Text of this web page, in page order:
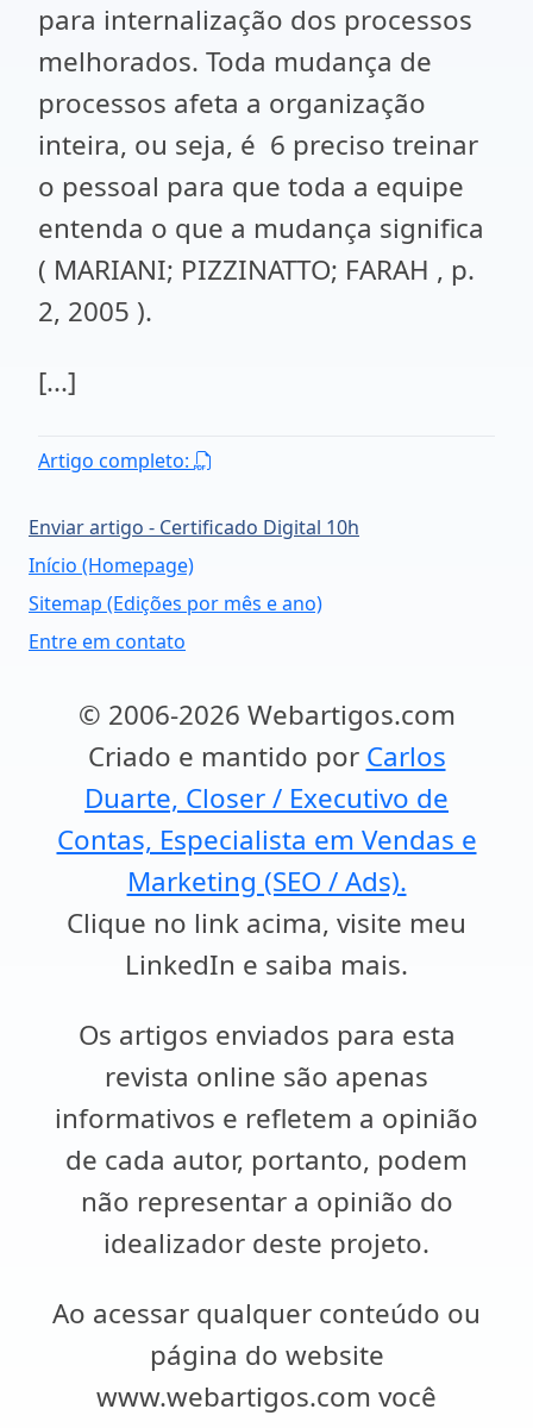
para internalização dos processos
melhorados. Toda mudança de
processos afeta a organização
inteira, ou seja, é 6 preciso treinar
o pessoal para que toda a equipe
entenda o que a mudança significa
( MARIANI; PIZZINATTO; FARAH , p.
2, 2005 ).
[...]
Artigo completo:
Enviar artigo - Certificado Digital 10h
Início (Homepage)
Sitemap (Edições por mês e ano)
Entre em contato
© 2006-2026 Webartigos.com
Criado e mantido por Carlos
Duarte, Closer / Executivo de
Contas, Especialista em Vendas e
Marketing (SEO / Ads).
Clique no link acima, visite meu
LinkedIn e saiba mais.
Os artigos enviados para esta
revista online são apenas
informativos e refletem a opinião
de cada autor, portanto, podem
não representar a opinião do
idealizador deste projeto.
Ao acessar qualquer conteúdo ou
página do website
www.webartigos.com você